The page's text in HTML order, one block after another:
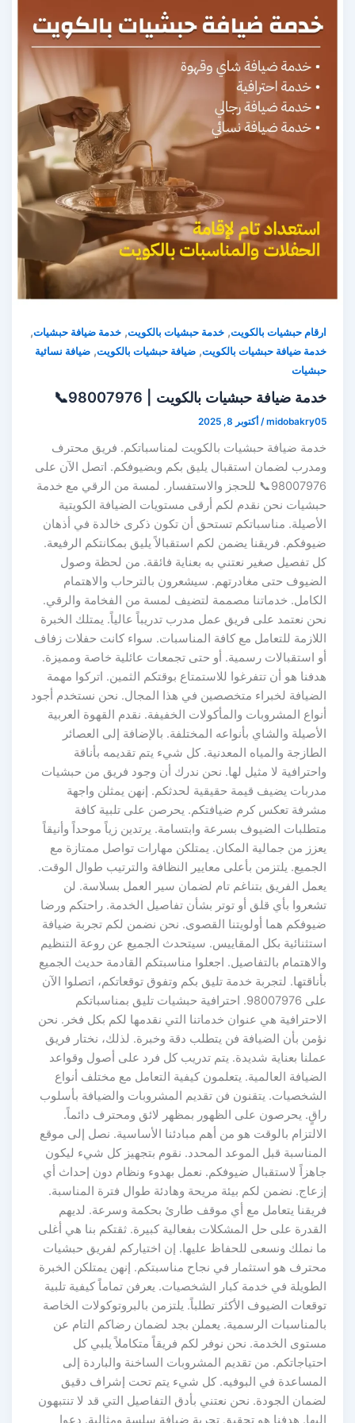
ارقام حبشيات بالكويت, خدمة حبشيات بالكويت, خدمة ضيافة حبشيات,
خدمة ضيافة حبشيات بالكويت, ضيافة حبشيات بالكويت, ضيافة نسائية
حبشيات
خدمة ضيافة حبشيات بالكويت | 98007976📞
midobakry05
/أكتوبر 8, 2025
خدمة ضيافة حبشيات بالكويت لمناسباتكم. فريق محترف
ومدرب لضمان استقبال يليق بكم وبضيوفكم. اتصل الآن على
98007976📞 للحجز والاستفسار. لمسة من الرقي مع خدمة
حبشيات نحن نقدم لكم أرقى مستويات الضيافة الكويتية
الأصيلة. مناسباتكم تستحق أن تكون ذكرى خالدة في أذهان
ضيوفكم. فريقنا يضمن لكم استقبالاً يليق بمكانتكم الرفيعة.
كل تفصيل صغير نعتني به بعناية فائقة. من لحظة وصول
الضيوف حتى مغادرتهم. سيشعرون بالترحاب والاهتمام
الكامل. خدماتنا مصممة لتضيف لمسة من الفخامة والرقي.
نحن نعتمد على فريق عمل مدرب تدريباً عالياً. يمتلك الخبرة
اللازمة للتعامل مع كافة المناسبات. سواء كانت حفلات زفاف
أو استقبالات رسمية. أو حتى تجمعات عائلية خاصة ومميزة.
هدفنا هو أن تتفرغوا للاستمتاع بوقتكم الثمين. اتركوا مهمة
الضيافة لخبراء متخصصين في هذا المجال. نحن نستخدم أجود
أنواع المشروبات والمأكولات الخفيفة. نقدم القهوة العربية
الأصيلة والشاي بأنواعه المختلفة. بالإضافة إلى العصائر
الطازجة والمياه المعدنية. كل شيء يتم تقديمه بأناقة
واحترافية لا مثيل لها. نحن ندرك أن وجود فريق من حبشيات
مدربات يضيف قيمة حقيقية لحدثكم. إنهن يمثلن واجهة
مشرفة تعكس كرم ضيافتكم. يحرصن على تلبية كافة
متطلبات الضيوف بسرعة وابتسامة. يرتدين زياً موحداً وأنيقاً
يعزز من جمالية المكان. يمتلكن مهارات تواصل ممتازة مع
الجميع. يلتزمن بأعلى معايير النظافة والترتيب طوال الوقت.
يعمل الفريق بتناغم تام لضمان سير العمل بسلاسة. لن
تشعروا بأي قلق أو توتر بشأن تفاصيل الخدمة. راحتكم ورضا
ضيوفكم هما أولويتنا القصوى. نحن نضمن لكم تجربة ضيافة
استثنائية بكل المقاييس. سيتحدث الجميع عن روعة التنظيم
والاهتمام بالتفاصيل. اجعلوا مناسبتكم القادمة حديث الجميع
بأناقتها. لتجربة خدمة تليق بكم وتفوق توقعاتكم، اتصلوا الآن
على 98007976. احترافية حبشيات تليق بمناسباتكم
الاحترافية هي عنوان خدماتنا التي نقدمها لكم بكل فخر. نحن
نؤمن بأن الضيافة فن يتطلب دقة وخبرة. لذلك، نختار فريق
عملنا بعناية شديدة. يتم تدريب كل فرد على أصول وقواعد
الضيافة العالمية. يتعلمون كيفية التعامل مع مختلف أنواع
الشخصيات. يتقنون فن تقديم المشروبات والضيافة بأسلوب
راقٍ. يحرصون على الظهور بمظهر لائق ومحترف دائماً.
الالتزام بالوقت هو من أهم مبادئنا الأساسية. نصل إلى موقع
المناسبة قبل الموعد المحدد. نقوم بتجهيز كل شيء ليكون
جاهزاً لاستقبال ضيوفكم. نعمل بهدوء ونظام دون إحداث أي
إزعاج. نضمن لكم بيئة مريحة وهادئة طوال فترة المناسبة.
فريقنا يتعامل مع أي موقف طارئ بحكمة وسرعة. لديهم
القدرة على حل المشكلات بفعالية كبيرة. ثقتكم بنا هي أغلى
ما نملك ونسعى للحفاظ عليها. إن اختياركم لفريق حبشيات
محترف هو استثمار في نجاح مناسبتكم. إنهن يمتلكن الخبرة
الطويلة في خدمة كبار الشخصيات. يعرفن تماماً كيفية تلبية
توقعات الضيوف الأكثر تطلباً. يلتزمن بالبروتوكولات الخاصة
بالمناسبات الرسمية. يعملن بجد لضمان رضاكم التام عن
مستوى الخدمة. نحن نوفر لكم فريقاً متكاملاً يلبي كل
احتياجاتكم. من تقديم المشروبات الساخنة والباردة إلى
المساعدة في البوفيه. كل شيء يتم تحت إشراف دقيق
لضمان الجودة. نحن نعتني بأدق التفاصيل التي قد لا تنتبهون
إليها. هدفنا هو تحقيق تجربة ضيافة سلسة ومثالية. دعوا